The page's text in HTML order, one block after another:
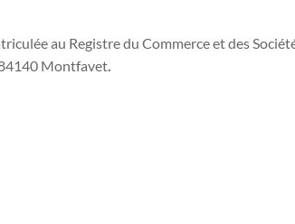
au Registre du Commerce et des
Montfavet.